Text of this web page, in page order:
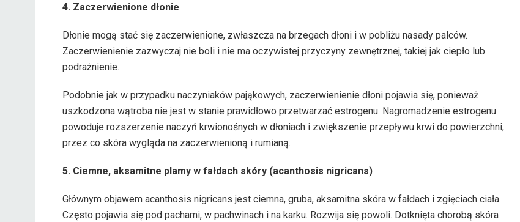
4. Zaczerwienione dłonie
Dłonie mogą stać się zaczerwienione, zwłaszcza na brzegach dłoni i w pobliżu nasady palców.
Zaczerwienienie zazwyczaj nie boli i nie ma oczywistej przyczyny zewnętrznej, takiej jak ciepło lub
podrażnienie.
Podobnie jak w przypadku naczyniaków pająkowych, zaczerwienienie dłoni pojawia się, ponieważ
uszkodzona wątroba nie jest w stanie prawidłowo przetwarzać estrogenu. Nagromadzenie estrogenu
powoduje rozszerzenie naczyń krwionośnych w dłoniach i zwiększenie przepływu krwi do powierzchni,
przez co skóra wygląda na zaczerwienioną i rumianą.
5. Ciemne, aksamitne plamy w fałdach skóry (acanthosis nigricans)
Głównym objawem acanthosis nigricans jest ciemna, gruba, aksamitna skóra w fałdach i zgięciach ciała.
Często pojawia się pod pachami, w pachwinach i na karku. Rozwija się powoli. Dotknięta chorobą skóra